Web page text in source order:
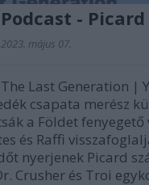
- Picard
2023. május 07.
Last Generation |
csapata merész
a Földet fenyegető
és Raffi
nyerjenek Picard
Crusher és Troi